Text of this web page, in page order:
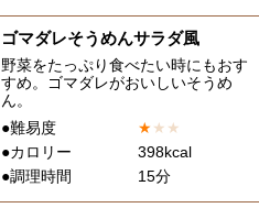
ゴマダレそうめんサラダ風
野菜をたっぷり食べたい時にもおす
すめ。ゴマダレがおいしいそうめ
ん。
●難易度
★★ ★
●カロリー
398kcal
●調理時間
15分